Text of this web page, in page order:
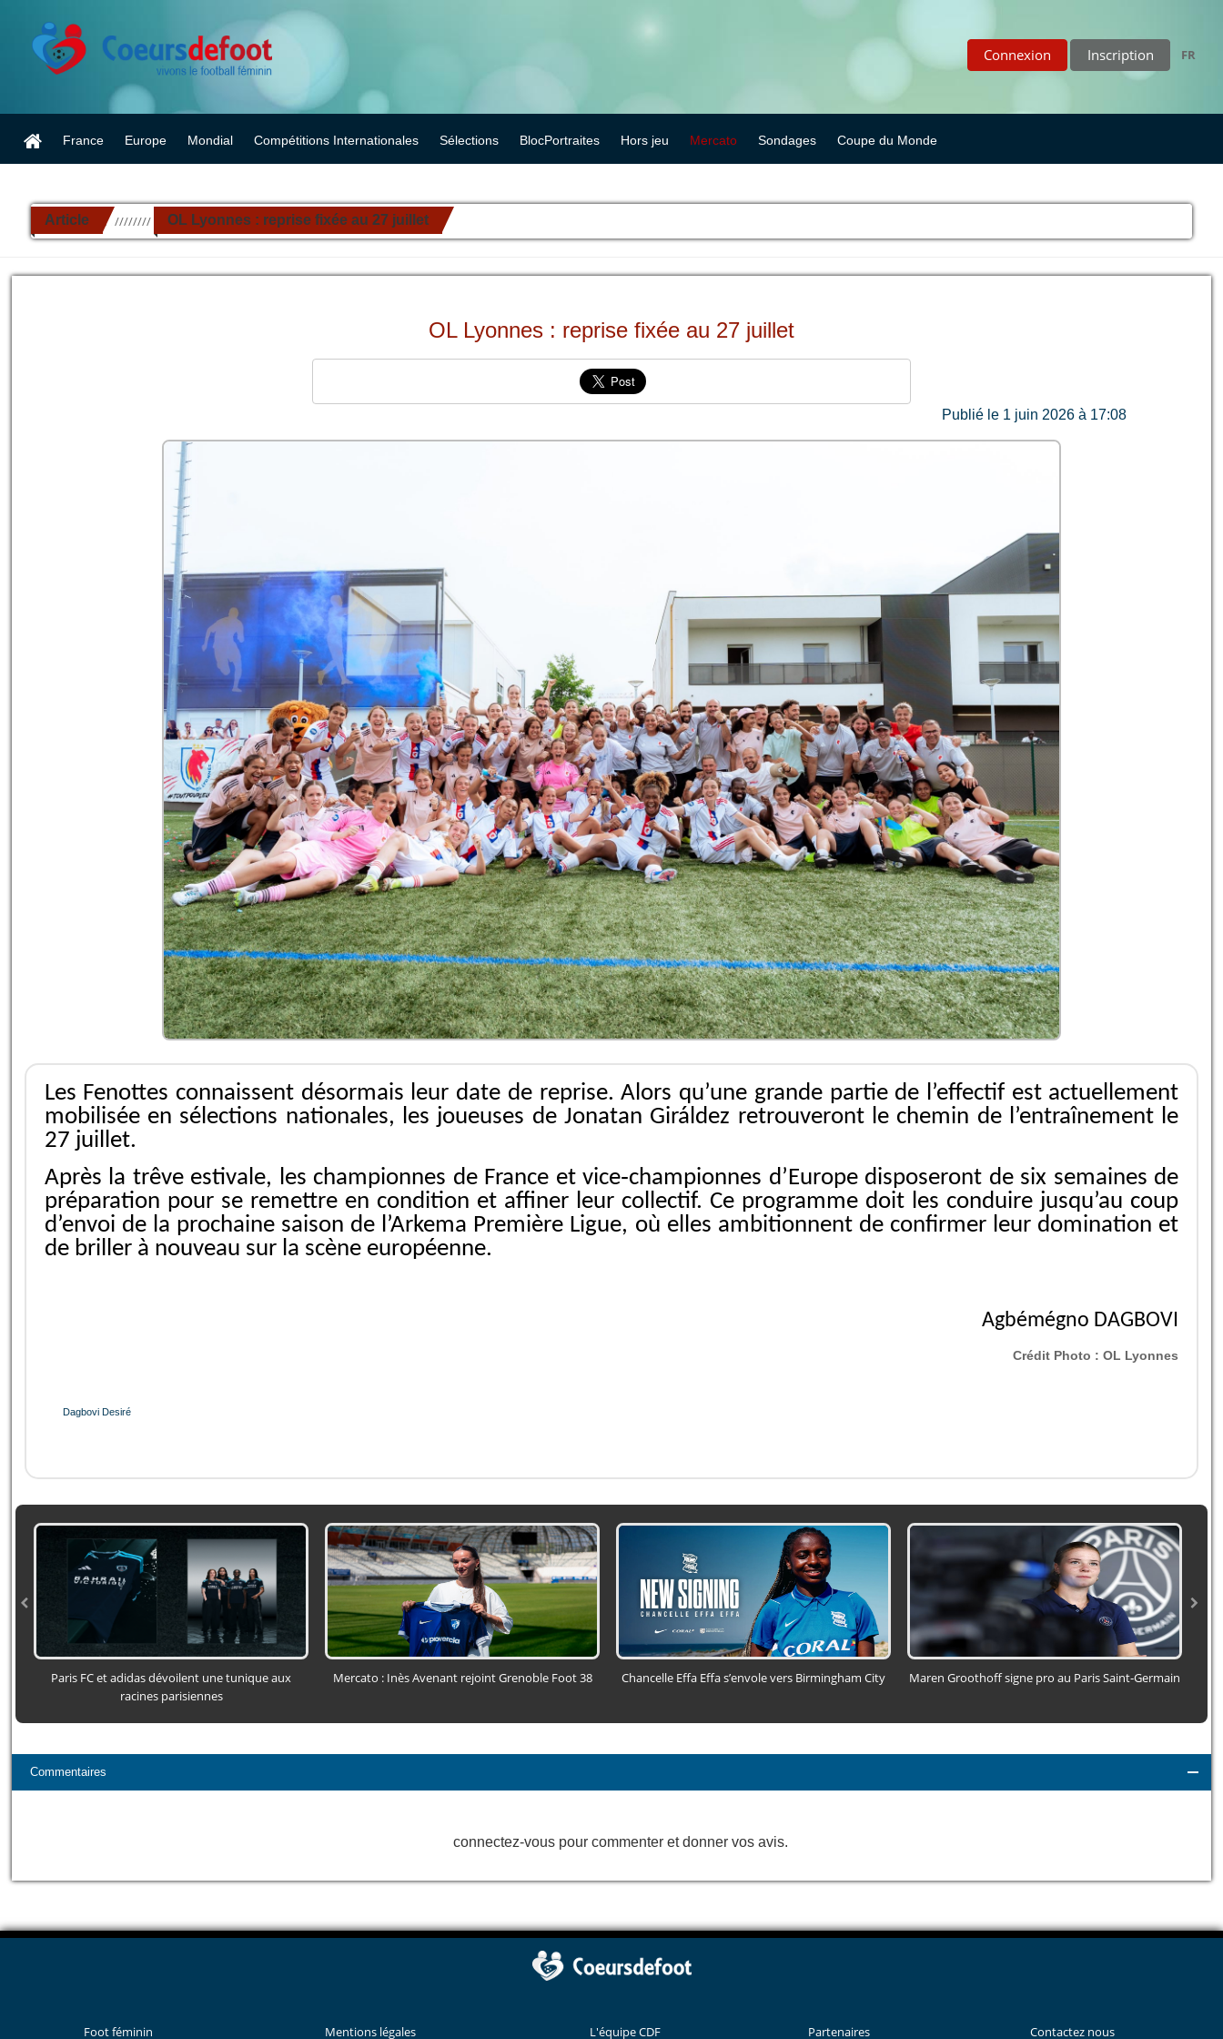
Connexion Inscription FR
France Europe Mondial Compétitions Internationales Sélections BlocPortraites Hors jeu Mercato Sondages Coupe du Monde
Article ////////// OL Lyonnes : reprise fixée au 27 juillet
OL Lyonnes : reprise fixée au 27 juillet
Publié le 1 juin 2026 à 17:08
Les Fenottes connaissent désormais leur date de reprise. Alors qu’une grande partie de l’effectif est actuellement
mobilisée en sélections nationales, les joueuses de Jonatan Giráldez retrouveront le chemin de l’entraînement le
27 juillet.
Après la trêve estivale, les championnes de France et vice‑championnes d’Europe disposeront de six semaines de
préparation pour se remettre en condition et affiner leur collectif. Ce programme doit les conduire jusqu’au coup
d’envoi de la prochaine saison de l’Arkema Première Ligue, où elles ambitionnent de confirmer leur domination et
de briller à nouveau sur la scène européenne.
Agbémégno DAGBOVI
Crédit Photo : OL Lyonnes
Dagbovi Desiré
Paris FC et adidas dévoilent une tunique aux
racines parisiennes
Mercato : Inès Avenant rejoint Grenoble Foot 38 Chancelle Effa Effa s’envole vers Birmingham City Maren Groothoff signe pro au Paris Saint‑Germain
Commentaires
connectez-vous pour commenter et donner vos avis.
Foot féminin Mentions légales L'équipe CDF Partenaires Contactez nous